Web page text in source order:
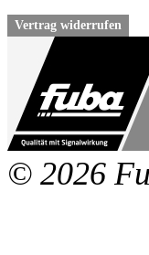
Vertrag widerrufen
© 2026